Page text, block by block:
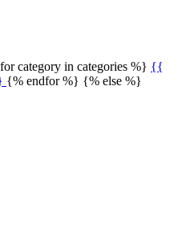
category in categories %} {{
{% endfor %} {% else %}